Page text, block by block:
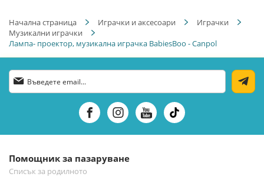
Начална страница Играчки и аксесоари
Играчки
Музикални играчки
Лампа- проектор, музикална играчка BabiesBoo - Canpol
Абонирай
се
бюлетин:
Помощник за пазаруване
Списък за родилното